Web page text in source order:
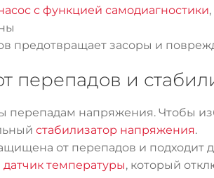
с функцией самодиагностики
предотвращает засоры и
перепадов и
перепадам напряжения. Чтобы
стабилизатор напряжения.
от перепадов и подходит
датчик температуры, который